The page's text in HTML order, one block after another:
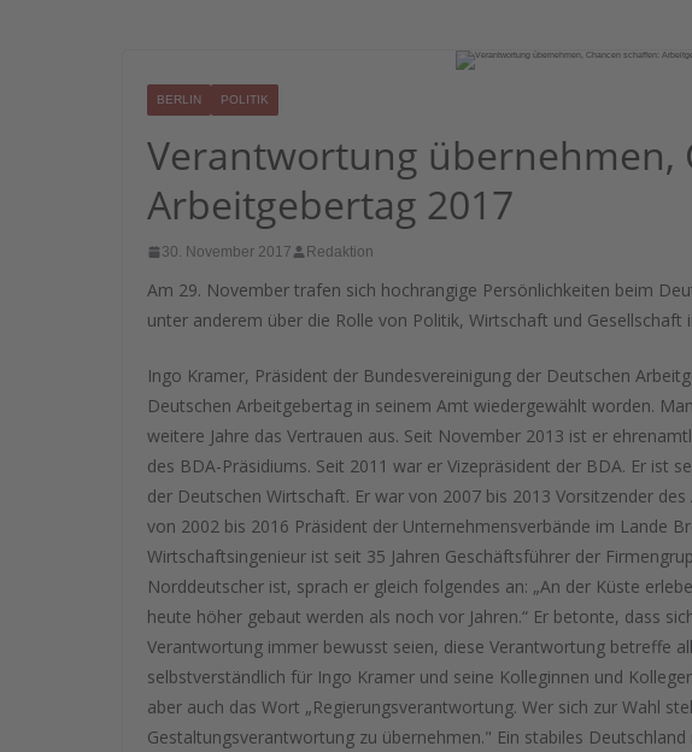
BERLIN POLITIK
Verantwortung übernehmen,
Arbeitgebertag 2017
30. November 2017 Redaktion
Am 29. November trafen sich hochrangige Persönlichkeiten beim
unter anderem über die Rolle von Politik, Wirtschaft und Gesellschaft
Ingo Kramer, Präsident der Bundesvereinigung der Deutschen
Deutschen Arbeitgebertag in seinem Amt wiedergewählt worden.
weitere Jahre das Vertrauen aus. Seit November 2013 ist er
des BDA-Präsidiums. Seit 2011 war er Vizepräsident der BDA. Er ist
der Deutschen Wirtschaft. Er war von 2007 bis 2013 Vorsitzender
von 2002 bis 2016 Präsident der Unternehmensverbände im Lande
Wirtschaftsingenieur ist seit 35 Jahren Geschäftsführer der
Norddeutscher ist, sprach er gleich folgendes an: „An der Küste
heute höher gebaut werden als noch vor Jahren.“ Er betonte, dass
Verantwortung immer bewusst seien, diese Verantwortung betreffe
selbstverständlich für Ingo Kramer und seine Kolleginnen und
aber auch das Wort „Regierungsverantwortung. Wer sich zur Wahl
Gestaltungsverantwortung zu übernehmen." Ein stabiles